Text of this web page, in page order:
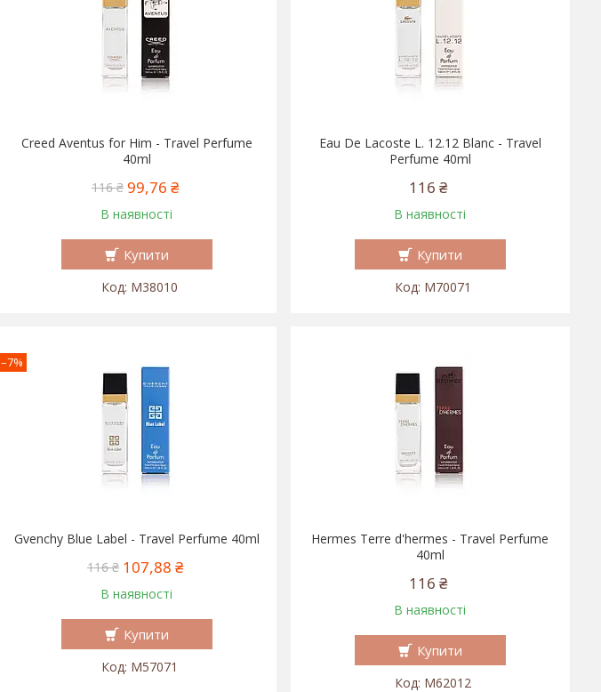
Creed Aventus for Him - Travel Perfume
40ml
116 ₴ 99,76 ₴
В наявності
Купити
M38010
Eau De Lacoste L. 12.12 Blanc - Travel
Perfume 40ml
116 ₴
В наявності
Купити
M70071
–7%
Gvenchy Blue Label - Travel Perfume 40ml
116 ₴ 107,88 ₴
В наявності
Купити
M57071
Hermes Terre d'hermes - Travel Perfume
40ml
116 ₴
В наявності
Купити
M62012